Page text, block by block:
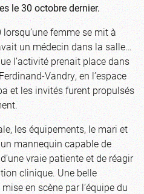
le 30 octobre dernier.
femme se mit à
un médecin dans la salle…
l’activité prenait place dans
Vandry, en l’espace
et les invités furent propulsés
les équipements, le mari et
mannequin capable de
vraie patiente et de réagir
clinique. Une belle
en scène par l’équipe du